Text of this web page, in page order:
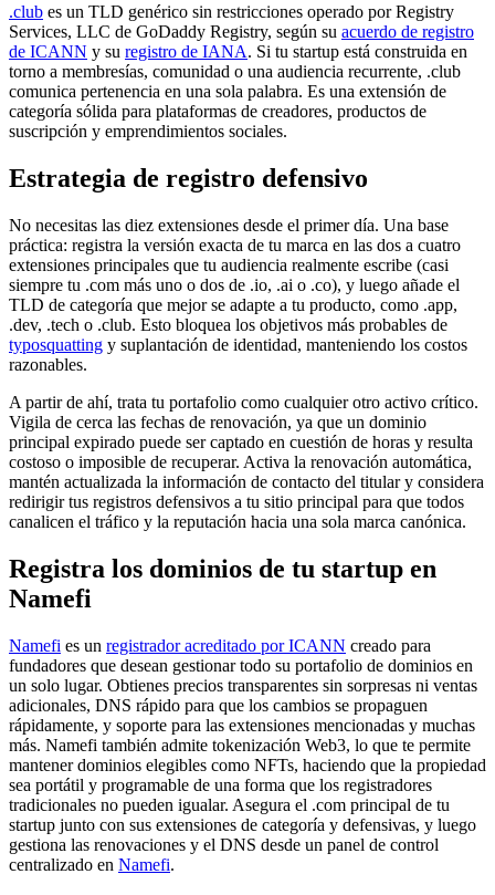
.club es un TLD genérico sin restricciones operado por Registry
Services, LLC de GoDaddy Registry, según su acuerdo de registro
de ICANN y su registro de IANA. Si tu startup está construida en
torno a membresías, comunidad o una audiencia recurrente, .club
comunica pertenencia en una sola palabra. Es una extensión de
categoría sólida para plataformas de creadores, productos de
suscripción y emprendimientos sociales.
Estrategia de registro defensivo
No necesitas las diez extensiones desde el primer día. Una base
práctica: registra la versión exacta de tu marca en las dos a cuatro
extensiones principales que tu audiencia realmente escribe (casi
siempre tu .com más uno o dos de .io, .ai o .co), y luego añade el
TLD de categoría que mejor se adapte a tu producto, como .app,
.dev, .tech o .club. Esto bloquea los objetivos más probables de
typosquatting y suplantación de identidad, manteniendo los costos
razonables.
A partir de ahí, trata tu portafolio como cualquier otro activo crítico.
Vigila de cerca las fechas de renovación, ya que un dominio
principal expirado puede ser captado en cuestión de horas y resulta
costoso o imposible de recuperar. Activa la renovación automática,
mantén actualizada la información de contacto del titular y considera
redirigir tus registros defensivos a tu sitio principal para que todos
canalicen el tráfico y la reputación hacia una sola marca canónica.
Registra los dominios de tu startup en
Namefi
Namefi es un registrador acreditado por ICANN creado para
fundadores que desean gestionar todo su portafolio de dominios en
un solo lugar. Obtienes precios transparentes sin sorpresas ni ventas
adicionales, DNS rápido para que los cambios se propaguen
rápidamente, y soporte para las extensiones mencionadas y muchas
más. Namefi también admite tokenización Web3, lo que te permite
mantener dominios elegibles como NFTs, haciendo que la propiedad
sea portátil y programable de una forma que los registradores
tradicionales no pueden igualar. Asegura el .com principal de tu
startup junto con sus extensiones de categoría y defensivas, y luego
gestiona las renovaciones y el DNS desde un panel de control
centralizado en Namefi.